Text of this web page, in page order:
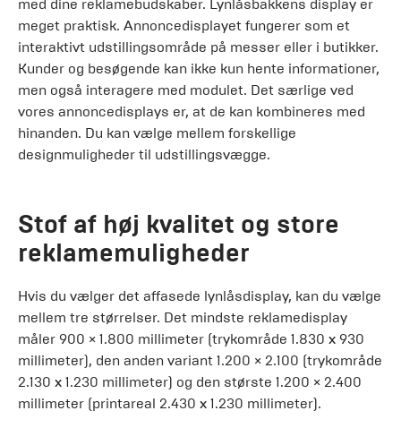
med dine reklamebudskaber. Lynlåsbakkens display er
meget praktisk. Annoncedisplayet fungerer som et
interaktivt udstillingsområde på messer eller i butikker.
Kunder og besøgende kan ikke kun hente informationer,
men også interagere med modulet. Det særlige ved
vores annoncedisplays er, at de kan kombineres med
hinanden. Du kan vælge mellem forskellige
designmuligheder til udstillingsvægge.
Stof af høj kvalitet og store
reklamemuligheder
Hvis du vælger det affasede lynlåsdisplay, kan du vælge
mellem tre størrelser. Det mindste reklamedisplay
måler 900 × 1.800 millimeter (trykområde 1.830 x 930
millimeter), den anden variant 1.200 × 2.100 (trykområde
2.130 x 1.230 millimeter) og den største 1.200 × 2.400
millimeter (printareal 2.430 x 1.230 millimeter).